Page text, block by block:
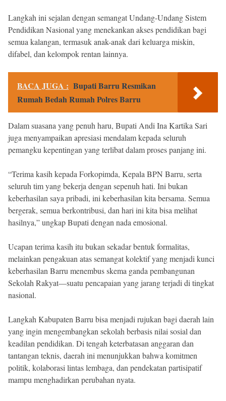
Langkah ini sejalan dengan semangat Undang-Undang Sistem
Pendidikan Nasional yang menekankan akses pendidikan bagi
semua kalangan, termasuk anak-anak dari keluarga miskin,
difabel, dan kelompok rentan lainnya.
BACA JUGA : Bupati Barru Resmikan
Rumah Bedah Rumah Polres Barru
Dalam suasana yang penuh haru, Bupati Andi Ina Kartika Sari
juga menyampaikan apresiasi mendalam kepada seluruh
pemangku kepentingan yang terlibat dalam proses panjang ini.
“Terima kasih kepada Forkopimda, Kepala BPN Barru, serta
seluruh tim yang bekerja dengan sepenuh hati. Ini bukan
keberhasilan saya pribadi, ini keberhasilan kita bersama. Semua
bergerak, semua berkontribusi, dan hari ini kita bisa melihat
hasilnya,” ungkap Bupati dengan nada emosional.
Ucapan terima kasih itu bukan sekadar bentuk formalitas,
melainkan pengakuan atas semangat kolektif yang menjadi kunci
keberhasilan Barru menembus skema ganda pembangunan
Sekolah Rakyat—suatu pencapaian yang jarang terjadi di tingkat
nasional.
Langkah Kabupaten Barru bisa menjadi rujukan bagi daerah lain
yang ingin mengembangkan sekolah berbasis nilai sosial dan
keadilan pendidikan. Di tengah keterbatasan anggaran dan
tantangan teknis, daerah ini menunjukkan bahwa komitmen
politik, kolaborasi lintas lembaga, dan pendekatan partisipatif
mampu menghadirkan perubahan nyata.